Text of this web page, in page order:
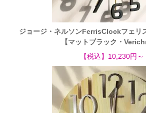
ジョージ・ネルソンFerrisClockフェリ
【マットブラック・
【税込】10,230円～